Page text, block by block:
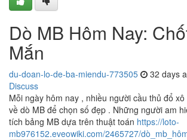
Dò MB Hôm Nay:
Mắn
du-doan-lo-de-ba-miendu-773505 32 days
Discuss
Mỗi ngày hôm nay , nhiều người cầu thủ đổ
về dò MB để chọn số đẹp . Những người am
tích bảng MB dựa trên thuật toán https://loto-
mb976152.eveowiki.com/2465727/